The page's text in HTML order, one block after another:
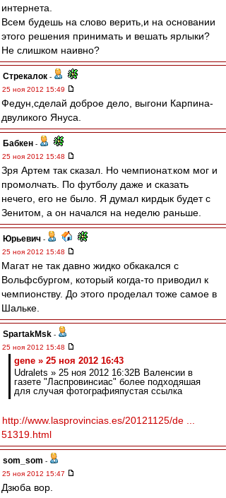
интернета.
Всем будешь на слово верить,и на основании
этого решения принимать и вешать ярлыки?
Не слишком наивно?
Стрекалок -
25 ноя 2012 15:49
Федун,сделай доброе дело, выгони Карпина-
двуликого Януса.
Бабкен -
25 ноя 2012 15:48
Зря Артем так сказал. Но чемпионат.ком мог и
промолчать. По футболу даже и сказать
нечего, его не было. Я думал кирдык будет с
Зенитом, а он начался на неделю раньше.
Юрьевич -
25 ноя 2012 15:48
Магат не так давно жидко обкакался с
Вольфсбургом, который когда-то приводил к
чемпионству. До этого проделал тоже самое в
Шальке.
SpartakMsk -
25 ноя 2012 15:48
gene » 25 ноя 2012 16:43
Udralets » 25 ноя 2012 16:32В Валенсии в
газете "Ласпровинсиас" более подходяшая
для случая фотографияпустая ссылка
http://www.lasprovincias.es/20121125/de ...
51319.html
som_som -
25 ноя 2012 15:47
Дзюба вор.